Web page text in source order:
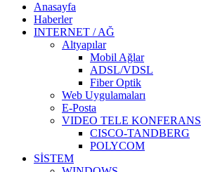
Anasayfa
Haberler
INTERNET / AĞ
Altyapılar
Mobil Ağlar
ADSL/VDSL
Fiber Optik
Web Uygulamaları
E-Posta
VIDEO TELE KONFERANS
CISCO-TANDBERG
POLYCOM
SİSTEM